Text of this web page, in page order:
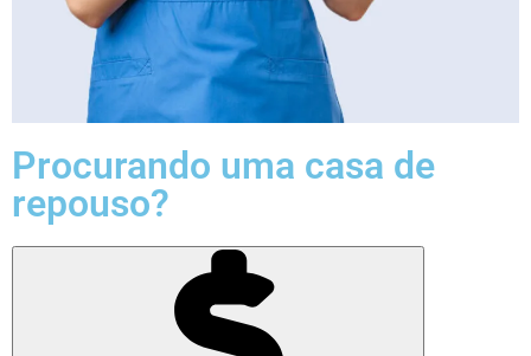
Procurando uma casa de
repouso?